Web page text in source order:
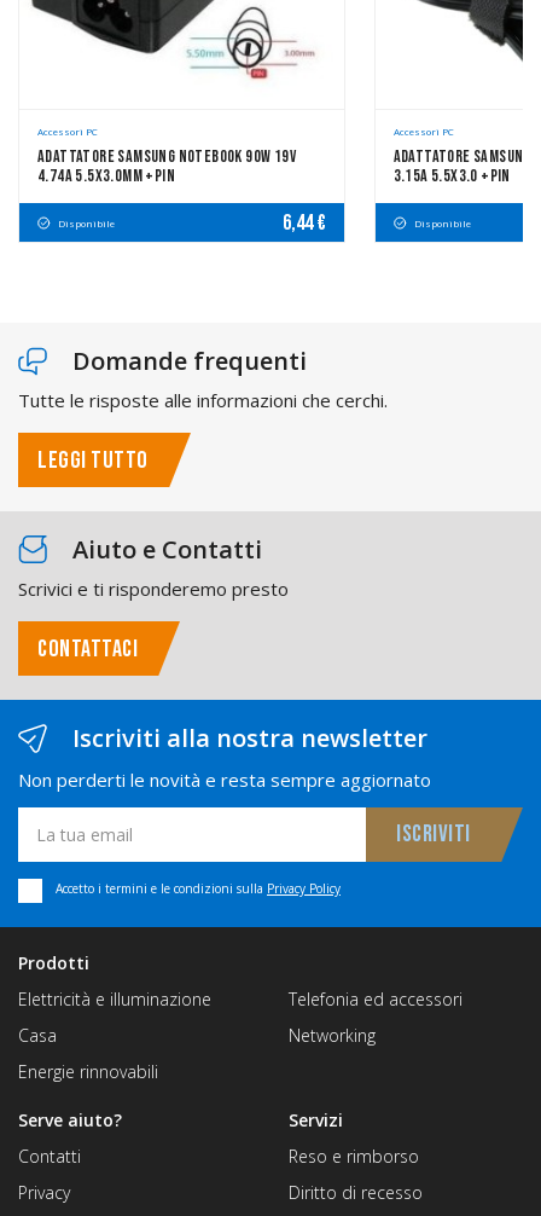
Accessori PC
Adattatore Samsung Notebook 90W 19V
4.74A 5.5x3.0mm +pin
Disponibile 6,44 €
Accessori PC
Adattatore Samsung
3.15A 5.5x3.0 +pin
Disponibile
Domande frequenti
Tutte le risposte alle informazioni che cerchi.
LEGGI TUTTO
Aiuto e Contatti
Scrivici e ti risponderemo presto
CONTATTACI
Iscriviti alla nostra newsletter
Non perderti le novità e resta sempre aggiornato
Accetto i termini e le condizioni sulla Privacy Policy
Prodotti
Elettricità e illuminazione
Casa
Energie rinnovabili
Telefonia ed accessori
Networking
Servizi
Reso e rimborso
Diritto di recesso
Serve aiuto?
Contatti
Privacy